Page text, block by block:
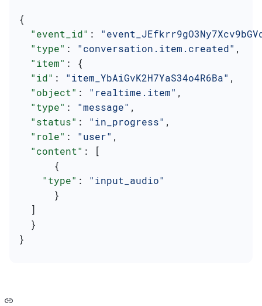
{
  "event_id"
:
  "type"
: "conversation.item.created" ,
  "item"
: {
  "id"
: "item_YbAiGvK2H7YaS34o4R6Ba" ,
  "object"
: "realtime.item" ,
  "type"
: "message" ,
  "status"
: "in_progress" ,
  "role"
: "user" ,
  "content"
: [
      {
    "type"
: "input_audio"
      }
  ]
  }
}